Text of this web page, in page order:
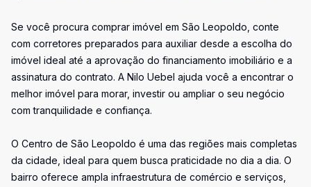
Se você procura comprar imóvel em São Leopoldo, conte
com corretores preparados para auxiliar desde a escolha do
imóvel ideal até a aprovação do financiamento imobiliário e a
assinatura do contrato. A Nilo Uebel ajuda você a encontrar o
melhor imóvel para morar, investir ou ampliar o seu negócio
com tranquilidade e confiança.
O Centro de São Leopoldo é uma das regiões mais completas
da cidade, ideal para quem busca praticidade no dia a dia. O
bairro oferece ampla infraestrutura de comércio e serviços,